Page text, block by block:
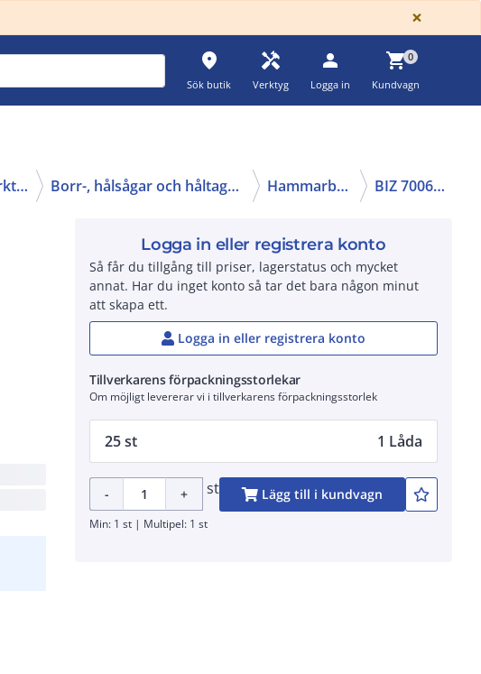
×
place
Sök butik
handyman
Verktyg
person
Logga in
shopping_cart0
Kundvagn
Verktyg Borr-, hålsågar och håltagning Hammarborr BIZ 700638
Logga in eller registrera konto
Så får du tillgång till priser, lagerstatus och mycket
annat. Har du inget konto så tar det bara någon minut
att skapa ett.
Logga in eller registrera konto
Tillverkarens förpackningsstorlekar
Om möjligt levererar vi i tillverkarens förpackningsstorlek
25 st 1 Låda
- + st Lägg till i kundvagn
Min: 1 st | Multipel: 1 st